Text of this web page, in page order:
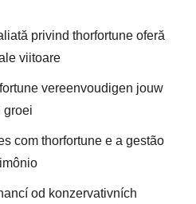
privind thorfortune oferă
viitoare
vereenvoudigen jouw
groei
com thorfortune e a gestão
od konzervativních